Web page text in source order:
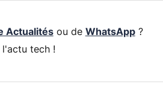
Actualitésou de WhatsApp?
l'actu tech !